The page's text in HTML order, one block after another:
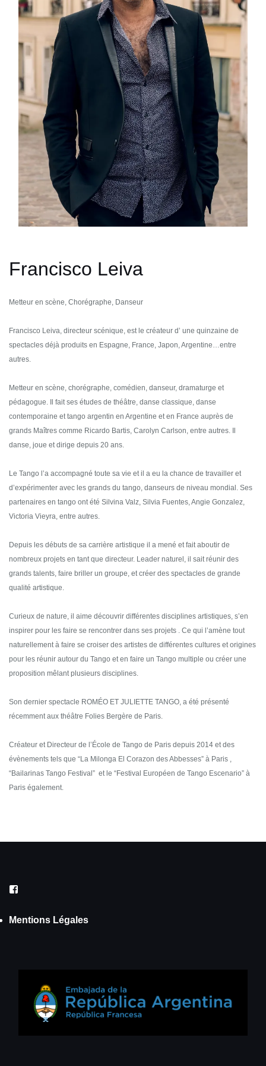
Francisco Leiva
Metteur en scène, Chorégraphe, Danseur
Francisco Leiva, directeur scénique, est le créateur d’ une quinzaine de
spectacles déjà produits en Espagne, France, Japon, Argentine…entre
autres.
Metteur en scène, chorégraphe, comédien, danseur, dramaturge et
pédagogue. Il fait ses études de théâtre, danse classique, danse
contemporaine et tango argentin en Argentine et en France auprès de
grands Maîtres comme Ricardo Bartis, Carolyn Carlson, entre autres. Il
danse, joue et dirige depuis 20 ans.
Le Tango l’a accompagné toute sa vie et il a eu la chance de travailler et
d’expérimenter avec les grands du tango, danseurs de niveau mondial. Ses
partenaires en tango ont été Silvina Valz, Silvia Fuentes, Angie Gonzalez,
Victoria Vieyra, entre autres.
Depuis les débuts de sa carrière artistique il a mené et fait aboutir de
nombreux projets en tant que directeur. Leader naturel, il sait réunir des
grands talents, faire briller un groupe, et créer des spectacles de grande
qualité artistique.
Curieux de nature, il aime découvrir différentes disciplines artistiques, s’en
inspirer pour les faire se rencontrer dans ses projets . Ce qui l’amène tout
naturellement à faire se croiser des artistes de différentes cultures et origines
pour les réunir autour du Tango et en faire un Tango multiple ou créer une
proposition mêlant plusieurs disciplines.
Son dernier spectacle ROMÉO ET JULIETTE TANGO, a été présenté
récemment aux théâtre Folies Bergère de Paris.
Créateur et Directeur de l’École de Tango de Paris depuis 2014 et des
évènements tels que “La Milonga El Corazon des Abbesses” à Paris ,
“Bailarinas Tango Festival” et le “Festival Européen de Tango Escenario” à
Paris également.
Mentions Légales